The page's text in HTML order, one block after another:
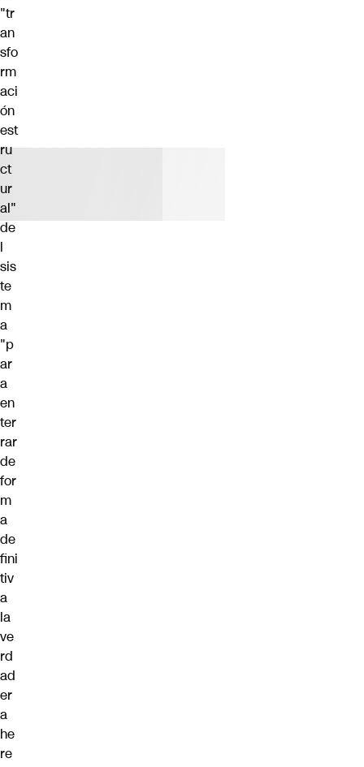
"tr
an
sfo
rm
aci
ón
est
ru
ct
ur
al"
de
l
sis
te
m
a
"p
ar
a
en
ter
rar
de
for
m
a
de
fini
tiv
a
la
ve
rd
ad
er
a
he
re